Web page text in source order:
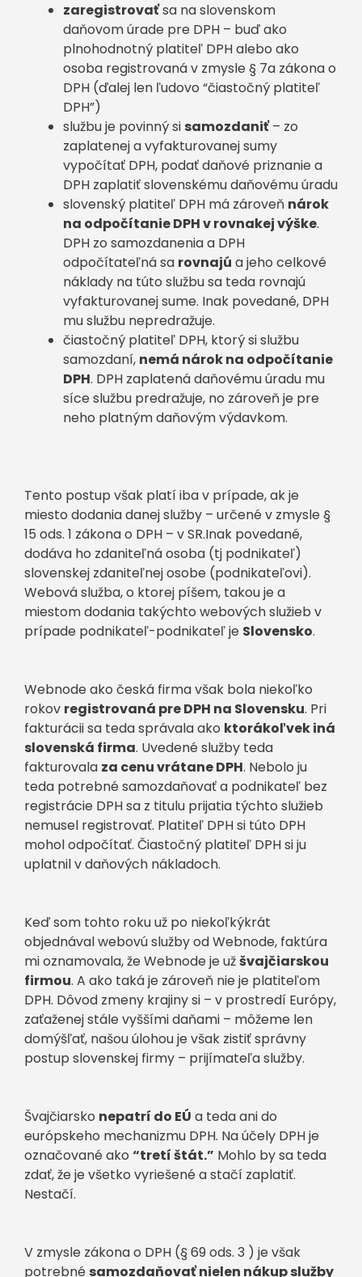
zaregistrovaťsa na slovenskom
daňovom úrade pre DPH – buď ako
plnohodnotný platiteľ DPH alebo ako
osoba registrovaná v zmysle § 7a zákona o
DPH (ďalej len ľudovo “čiastočný platiteľ
DPH”)
službu je povinný si samozdaniť– zo
zaplatenej a vyfakturovanej sumy
vypočítať DPH, podať daňové priznanie a
DPH zaplatiť slovenskému daňovému úradu
slovenský platiteľ DPH má zároveň nárok
na odpočítanie DPH v rovnakej výške.
DPH zo samozdanenia a DPH
odpočítateľná sa rovnajú a jeho celkové
náklady na túto službu sa teda rovnajú
vyfakturovanej sume. Inak povedané, DPH
mu službu nepredražuje.
čiastočný platiteľ DPH, ktorý si službu
samozdaní, nemá nárok na odpočítanie
DPH. DPH zaplatená daňovému úradu mu
síce službu predražuje, no zároveň je pre
neho platným daňovým výdavkom.
Tento postup však platí iba v prípade, ak je
miesto dodania danej služby – určené v zmysle §
15 ods. 1 zákona o DPH – v SR.Inak povedané,
dodáva ho zdaniteľná osoba (tj podnikateľ)
slovenskej zdaniteľnej osobe (podnikateľovi).
Webová služba, o ktorej píšem, takou je a
miestom dodania takýchto webových služieb v
prípade podnikateľ-podnikateľ je Slovensko.
Webnode ako česká firma však bola niekoľko
rokov registrovaná pre DPH na Slovensku. Pri
fakturácii sa teda správala ako ktorákoľvek iná
slovenská firma. Uvedené služby teda
fakturovala za cenu vrátane DPH. Nebolo ju
teda potrebné samozdaňovať a podnikateľ bez
registrácie DPH sa z titulu prijatia týchto služieb
nemusel registrovať. Platiteľ DPH si túto DPH
mohol odpočítať. Čiastočný platiteľ DPH si ju
uplatnil v daňových nákladoch.
Keď som tohto roku už po niekoľkýkrát
objednával webovú služby od Webnode, faktúra
mi oznamovala, že Webnode je užšvajčiarskou
firmou. A ako taká je zároveň nie je platiteľom
DPH. Dôvod zmeny krajiny si – v prostredí Európy,
zaťaženej stále vyššími daňami – môžeme len
domýšľať, našou úlohou je však zistiť správny
postup slovenskej firmy – prijímateľa služby.
Švajčiarsko nepatrí do EÚ a teda ani do
európskeho mechanizmu DPH. Na účely DPH je
označované ako “tretí štát.” Mohlo by sa teda
zdať, že je všetko vyriešené a stačí zaplatiť.
Nestačí.
V zmysle zákona o DPH (§ 69 ods. 3 ) je však
potrebné samozdaňovať nielen nákup služby